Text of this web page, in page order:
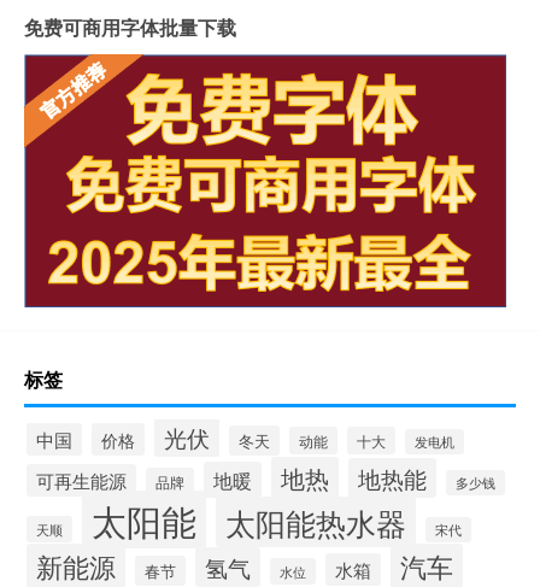
免费可商用字体批量下载
标签
中国 价格 光伏 冬天 动能 十大 发电机
可再生能源 品牌 地暖 地热 地热能 多少钱
天顺 太阳能 太阳能热水器 宋代
新能源 春节 氢气 水位 水箱 汽车